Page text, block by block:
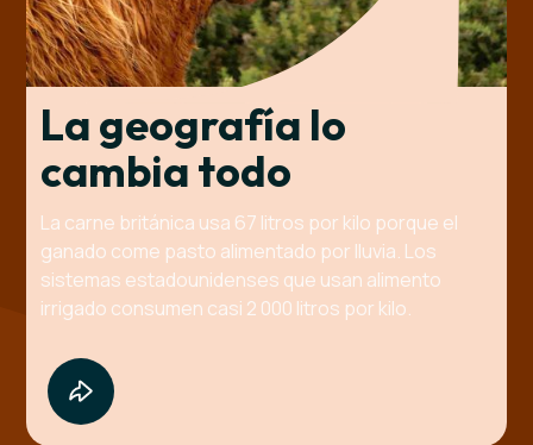
La geografía lo
cambia todo
La carne británica usa 67 litros por kilo porque el
ganado come pasto alimentado por lluvia. Los
sistemas estadounidenses que usan alimento
irrigado consumen casi 2 000 litros por kilo.